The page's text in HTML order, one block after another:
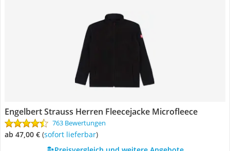
Engelbert Strauss Herren Fleecejacke Microfleece
763 Bewertungen
ab 47,00 € ( Sofort lieferbar)